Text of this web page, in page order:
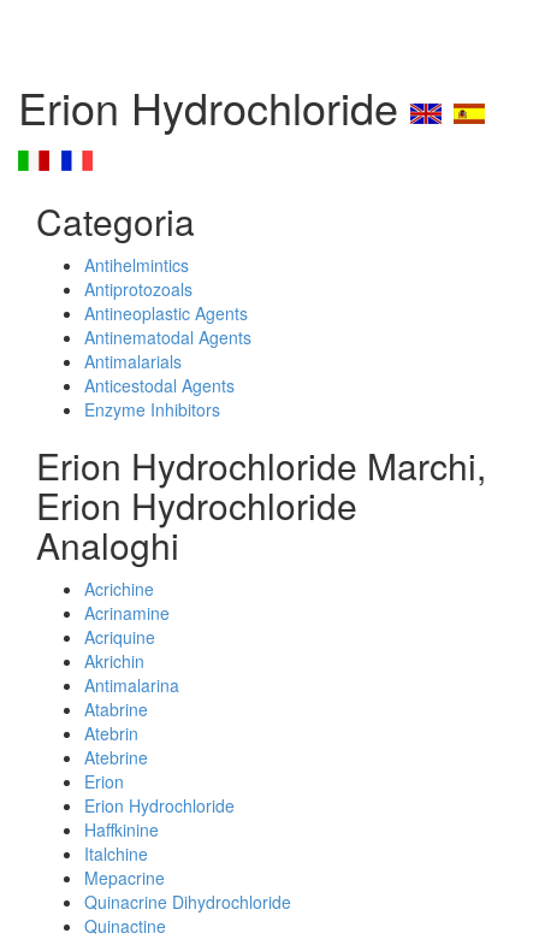
Erion Hydrochloride
Categoria
Antihelmintics
Antiprotozoals
Antineoplastic Agents
Antinematodal Agents
Antimalarials
Anticestodal Agents
Enzyme Inhibitors
Erion Hydrochloride Marchi,
Erion Hydrochloride
Analoghi
Acrichine
Acrinamine
Acriquine
Akrichin
Antimalarina
Atabrine
Atebrin
Atebrine
Erion
Erion Hydrochloride
Haffkinine
Italchine
Mepacrine
Quinacrine Dihydrochloride
Quinactine